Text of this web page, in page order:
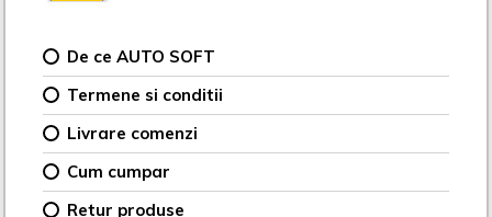
De ce AUTO SOFT
Termene si conditii
Livrare comenzi
Cum cumpar
Retur produse